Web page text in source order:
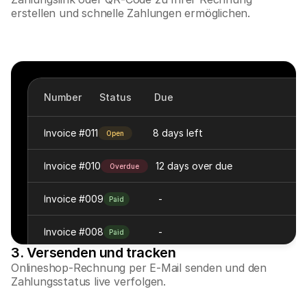
erstellen und schnelle Zahlungen ermöglichen.
Number Status Due
Invoice #011 Open 8 days left
Invoice #010 Overdue 12 days over due
Invoice #009 Paid -
Invoice #008 Paid -
3. Versenden und tracken
Onlineshop-Rechnung per E-Mail senden und den
Zahlungsstatus live verfolgen.